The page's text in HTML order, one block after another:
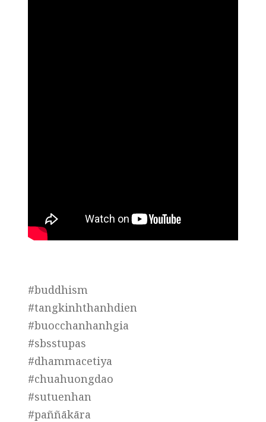
#buddhism
#tangkinhthanhdien
#buocchanhanhgia
#sbsstupas
#dhammacetiya
#chuahuongdao
#sutuenhan
#paññākāra